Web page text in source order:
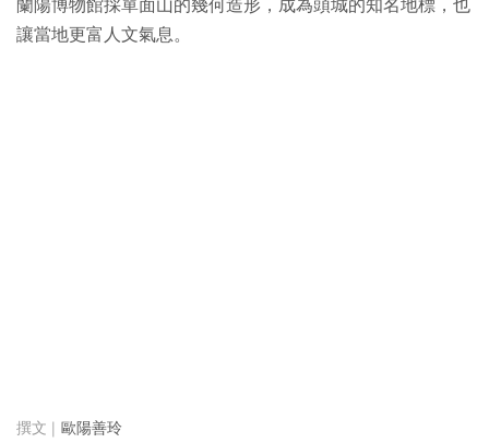
蘭陽博物館採單面山的幾何造形，成為頭城的知名地標，也
讓當地更富人文氣息。
歐陽善玲